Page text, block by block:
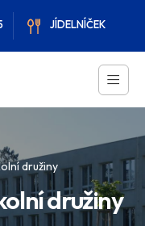
JÍDELNÍČEK
družiny
družiny